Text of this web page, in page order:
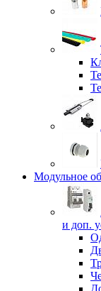
Модульное
и доп.